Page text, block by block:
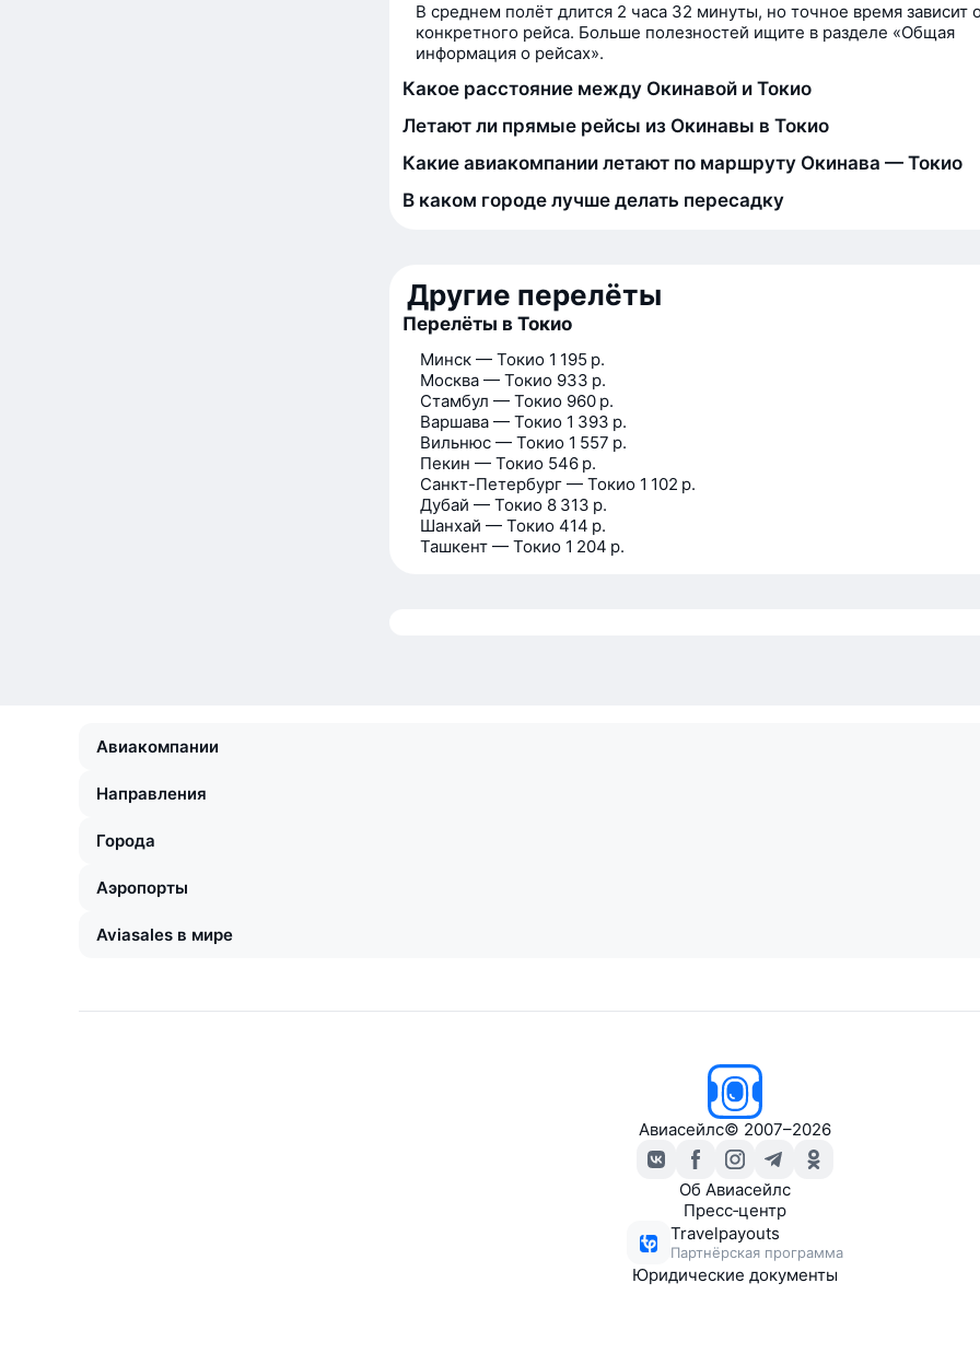
В среднем полёт длится 2 часа 32 минуты, но точное время зависит
конкретного рейса. Больше полезностей ищите в разделе «Общая
информация о рейсах».
Какое расстояние между Окинавой и Токио
Летают ли прямые рейсы из Окинавы в Токио
Какие авиакомпании летают по маршруту Окинава — Токио
В каком городе лучше делать пересадку
Другие перелёты
Перелёты в Токио
Минск — Токио 1 195 р.
Москва — Токио 933 р.
Стамбул — Токио 960 р.
Варшава — Токио 1 393 р.
Вильнюс — Токио 1 557 р.
Пекин — Токио 546 р.
Санкт-Петербург — Токио 1 102 р.
Дубай — Токио 8 313 р.
Шанхай — Токио 414 р.
Ташкент — Токио 1 204 р.
Авиакомпании
Направления
Города
Аэропорты
Aviasales в мире
Авиасейлс© 2007–2026
Об Авиасейлс
Пресс‑центр
Travelpayouts
Партнёрская программа
Юридические документы